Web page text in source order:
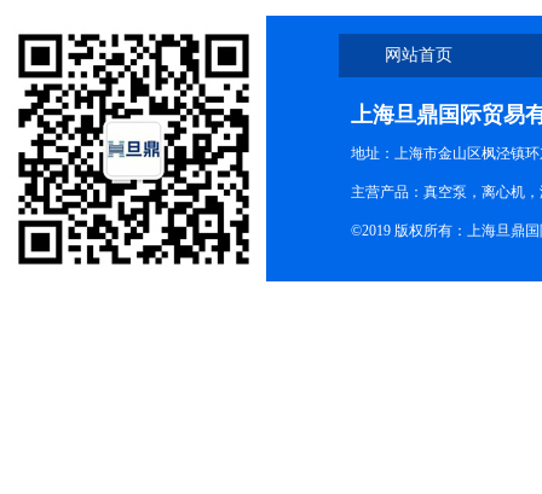
网站首页
上海旦鼎国际贸易
地址：上海市金山区枫泾镇
主营产品：真空泵，离心机
©2019 版权所有：上海旦鼎